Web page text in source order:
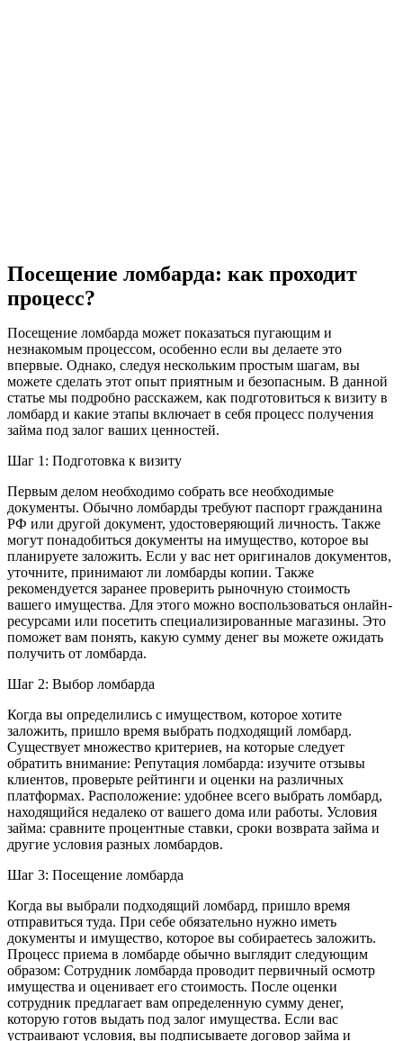
Посещение ломбарда: как проходит
процесс?
Посещение ломбарда может показаться пугающим и
незнакомым процессом, особенно если вы делаете это
впервые. Однако, следуя нескольким простым шагам, вы
можете сделать этот опыт приятным и безопасным. В данной
статье мы подробно расскажем, как подготовиться к визиту в
ломбард и какие этапы включает в себя процесс получения
займа под залог ваших ценностей.
Шаг 1: Подготовка к визиту
Первым делом необходимо собрать все необходимые
документы. Обычно ломбарды требуют паспорт гражданина
РФ или другой документ, удостоверяющий личность. Также
могут понадобиться документы на имущество, которое вы
планируете заложить. Если у вас нет оригиналов документов,
уточните, принимают ли ломбарды копии. Также
рекомендуется заранее проверить рыночную стоимость
вашего имущества. Для этого можно воспользоваться онлайн-
ресурсами или посетить специализированные магазины. Это
поможет вам понять, какую сумму денег вы можете ожидать
получить от ломбарда.
Шаг 2: Выбор ломбарда
Когда вы определились с имуществом, которое хотите
заложить, пришло время выбрать подходящий ломбард.
Существует множество критериев, на которые следует
обратить внимание: Репутация ломбарда: изучите отзывы
клиентов, проверьте рейтинги и оценки на различных
платформах. Расположение: удобнее всего выбрать ломбард,
находящийся недалеко от вашего дома или работы. Условия
займа: сравните процентные ставки, сроки возврата займа и
другие условия разных ломбардов.
Шаг 3: Посещение ломбарда
Когда вы выбрали подходящий ломбард, пришло время
отправиться туда. При себе обязательно нужно иметь
документы и имущество, которое вы собираетесь заложить.
Процесс приема в ломбарде обычно выглядит следующим
образом: Сотрудник ломбарда проводит первичный осмотр
имущества и оценивает его стоимость. После оценки
сотрудник предлагает вам определенную сумму денег,
которую готов выдать под залог имущества. Если вас
устраивают условия, вы подписываете договор займа и